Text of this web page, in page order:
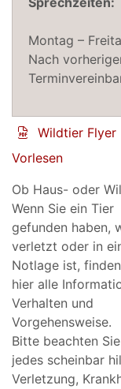
Vorlesen
Ob Haus- oder
Wenn Sie ein Tier
gefunden haben,
verletzt oder in
Notlage ist,
hier alle
Verhalten und
Vorgehensweise.
Bitte beachten
jedes scheinbar
Verletzung,
Montag –
Nach
Wildtier Flyer